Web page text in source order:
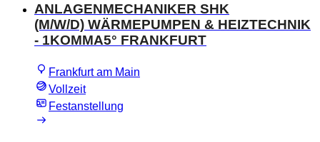
ANLAGENMECHANIKER SHK
(M/W/D) WÄRMEPUMPEN & HEIZTECHNIK
- 1KOMMA5° FRANKFURT
Frankfurt am Main
Vollzeit
Festanstellung